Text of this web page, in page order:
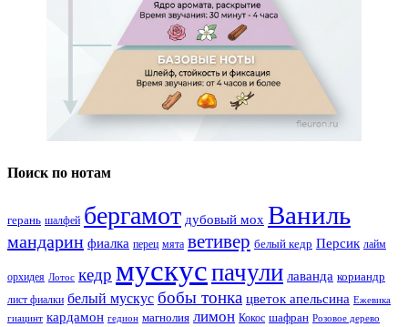
Поиск по нотам
герань шалфей бергамот дубовый мох Ваниль
мандарин фиалка перец мята ветивер белый кедр Персик лайм
орхидея Лотос кедр мускуспачули лаванда кориандр
лист фиалки белый мускус бобы тонка цветок апельсина Ежевика
гиацинт кардамон гедион магнолия лимон Кокос шафран Розовое дерево